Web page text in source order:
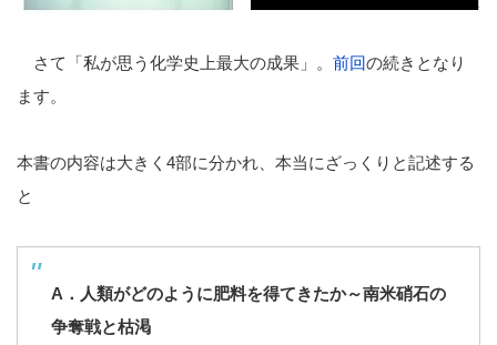
さて「私が思う化学史上最大の成果」。 前回の続きとなり
ます。
本書の内容は大きく4部に分かれ、本当にざっくりと記述する
と
A．人類がどのように肥料を得てきたか～南米硝石の
争奪戦と枯渇